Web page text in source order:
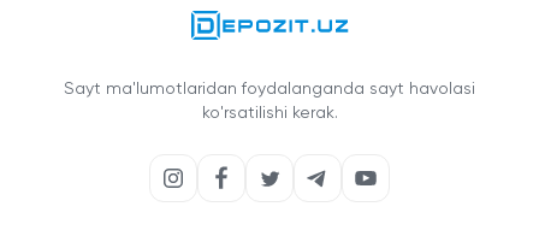
Sayt ma'lumotlaridan foydalanganda sayt havolasi
ko'rsatilishi kerak.